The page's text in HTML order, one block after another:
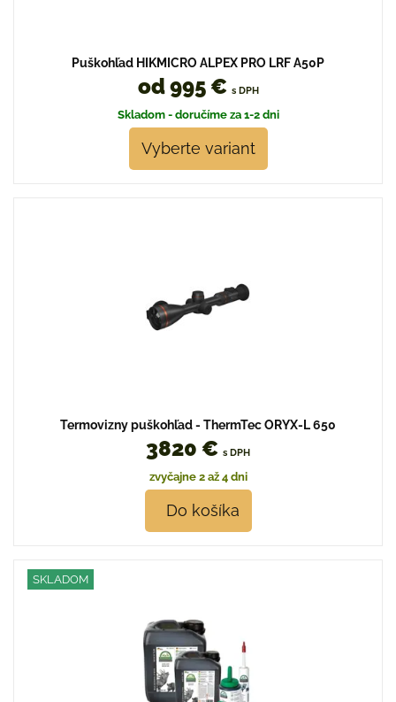
Puškohľad HIKMICRO ALPEX PRO LRF A50P
od 995 € s DPH
Skladom - doručíme za 1-2 dni
Vyberte variant
Termovizny puškohľad - ThermTec ORYX-L 650
3820 € s DPH
zvyčajne 2 až 4 dni
Do košíka
SKLADOM